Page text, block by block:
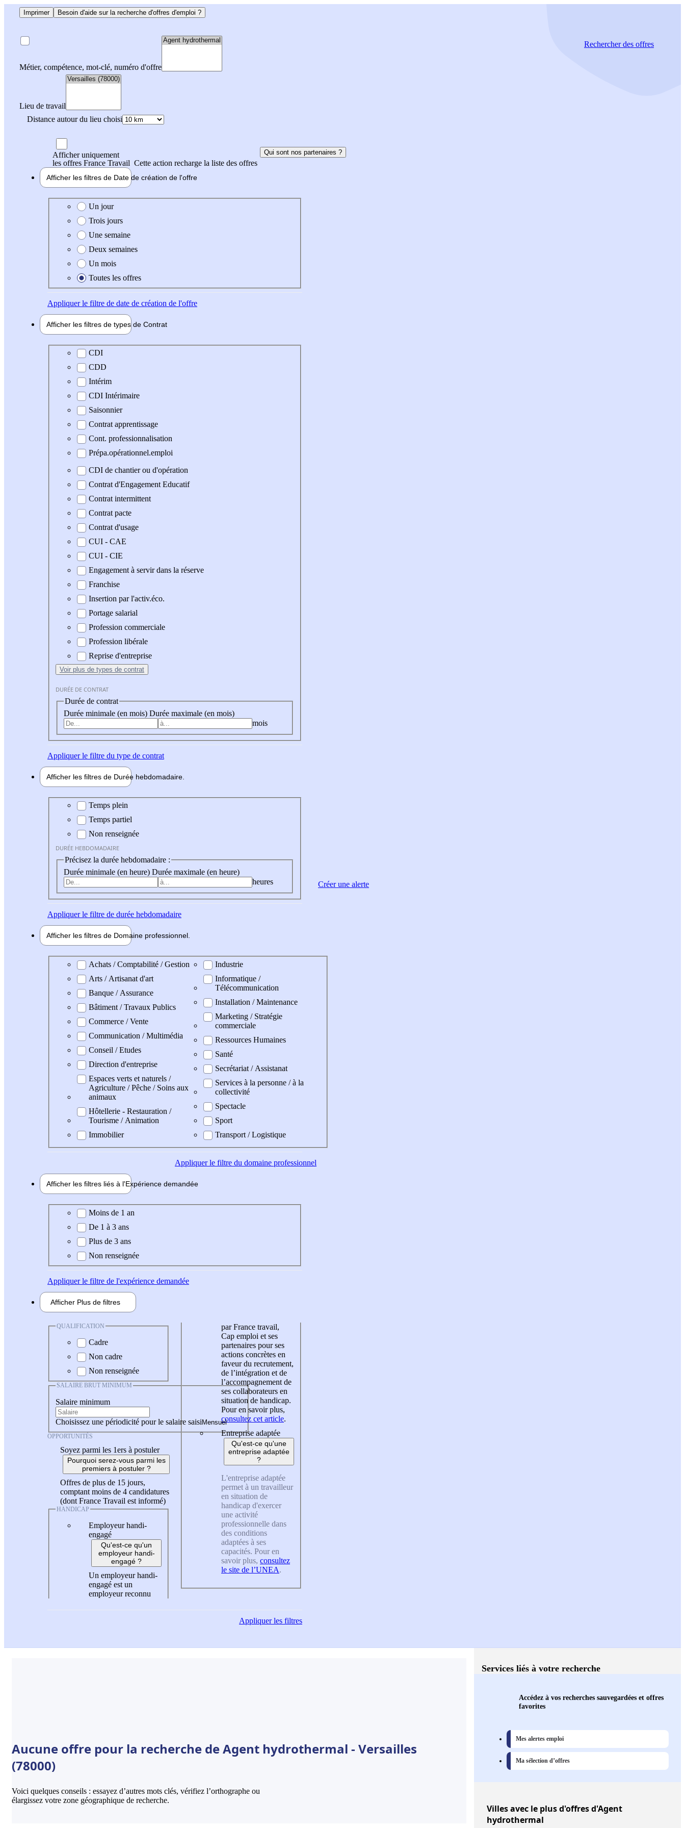
Imprimer Besoin d'aide sur la recherche d'offres d'emploi ?
Métier, compétence, mot-clé, numéro d'offre
Lieu de travail
Distance autour du lieu choisi
Rechercherdes offres
Afficher uniquement
les offres France Travail Cette action recharge la liste des offres
Qui sont nos partenaires ?
Afficher les filtres de Date de création de l'offre
Date de création de l'offre
Un jour
Trois jours
Une semaine
Deux semaines
Un mois
Toutes les offres
Appliquerle filtre de date de création de l'offre
Afficher les filtres de types de Contrat
Type de contrat
CDI
CDD
Intérim
CDI Intérimaire
Saisonnier
Contrat apprentissage
Cont. professionnalisation
Prépa.opérationnel.emploi
CDI de chantier ou d'opération
Contrat d'Engagement Educatif
Contrat intermittent
Contrat pacte
Contrat d'usage
CUI - CAE
CUI - CIE
Engagement à servir dans la réserve
Franchise
Insertion par l'activ.éco.
Portage salarial
Profession commerciale
Profession libérale
Reprise d'entreprise
Voir plus de types de contrat
DURÉE DE CONTRAT
Durée de contrat
Durée minimale (en mois) Durée maximale (en mois)
mois
Appliquerle filtre du type de contrat
Afficher les filtres de Durée hebdomadaire
Durée hebdomadaire
Temps plein
Temps partiel
Non renseignée
DURÉE HEBDOMADAIRE
Précisez la durée hebdomadaire :
Durée minimale (en heure) Durée maximale (en heure)
heures
Appliquerle filtre de durée hebdomadaire
Afficher les filtres de Domaine professionnel
Domaine professionel
Achats / Comptabilité / Gestion
Arts / Artisanat d'art
Banque / Assurance
Bâtiment / Travaux Publics
Commerce / Vente
Communication / Multimédia
Conseil / Etudes
Direction d'entreprise
Espaces verts et naturels /
Agriculture / Pêche / Soins aux
animaux
Hôtellerie - Restauration /
Tourisme / Animation
Immobilier
Industrie
Informatique /
Télécommunication
Installation / Maintenance
Marketing / Stratégie
commerciale
Ressources Humaines
Santé
Secrétariat / Assistanat
Services à la personne / à la
collectivité
Spectacle
Sport
Transport / Logistique
Appliquerle filtre du domaine professionnel
Afficher les filtres liés à l'Expérience demandée
Expérience demandée
Moins de 1 an
De 1 à 3 ans
Plus de 3 ans
Non renseignée
Appliquerle filtre de l'expérience demandée
Afficher Plus de filtres
QUALIFICATION
Cadre
Non cadre
Non renseignée
SALAIRE BRUT MINIMUM
Salaire minimum
Choisissez une périodicité pour le salaire saisi
OPPORTUNITÉS
Soyez parmi les 1ers à postuler
Pourquoi serez-vous parmi les
premiers à postuler ?
Offres de plus de 15 jours,
comptant moins de 4 candidatures
(dont France Travail est informé)
HANDICAP
Employeur handi-
engagé
Qu'est-ce qu'un
employeur handi-
engagé ?
Un employeur handi-
engagé est un
employeur reconnu
par France travail,
Cap emploi et ses
partenaires pour ses
actions concrètes en
faveur du recrutement,
de l’intégration et de
l’accompagnement de
ses collaborateurs en
situation de handicap.
Pour en savoir plus,
consultez cet article.
Entreprise adaptée
Qu'est-ce qu'une
entreprise adaptée
?
L'entreprise adaptée
permet à un travailleur
en situation de
handicap d'exercer
une activité
professionnelle dans
des conditions
adaptées à ses
capacités. Pour en
savoir plus, consultez
le site de l’UNEA.
Appliquerles filtres
Créer une alerte
Aucune offre pour la recherche de Agent hydrothermal - Versailles
(78000)
Voici quelques conseils : essayez d’autres mots clés, vérifiez l’orthographe ou
élargissez votre zone géographique de recherche.
Services liés à votre recherche
Accédez à vos recherches sauvegardées et offres
favorites
Mes alertes emploi
Ma sélection d’offres
Villesavec le plus d'offres d'Agent
hydrothermal